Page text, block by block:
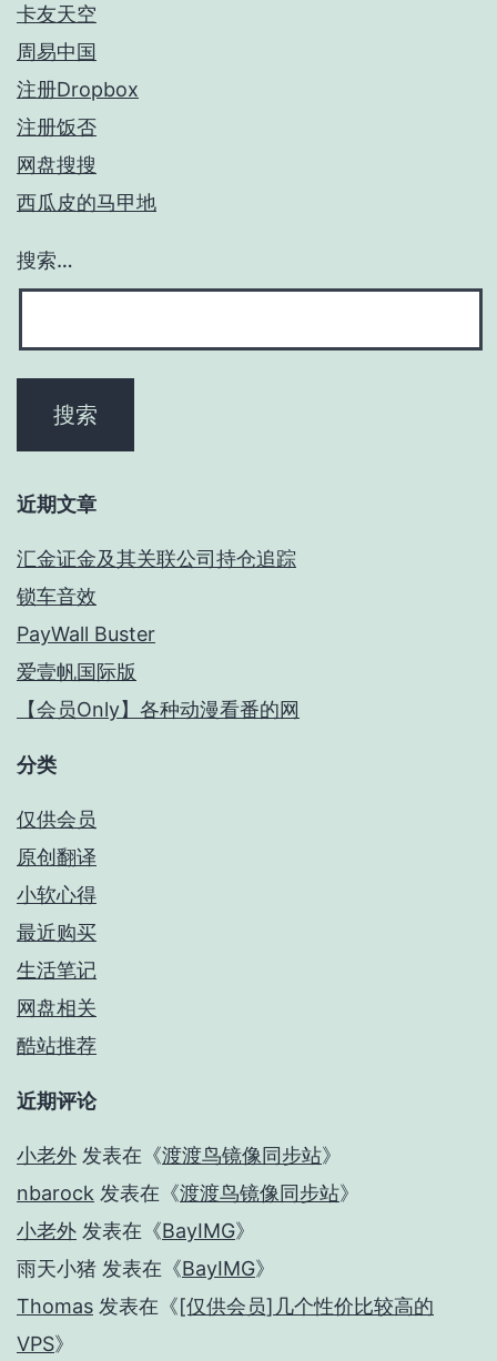
卡友天空
周易中国
注册Dropbox
注册饭否
网盘搜搜
西瓜皮的马甲地
搜索…
近期文章
汇金证金及其关联公司持仓追踪
锁车音效
PayWall Buster
爱壹帆国际版
【会员Only】各种动漫看番的网
分类
仅供会员
原创翻译
小软心得
最近购买
生活笔记
网盘相关
酷站推荐
近期评论
小老外 发表在《渡渡鸟镜像同步站》
nbarock 发表在《渡渡鸟镜像同步站》
小老外 发表在《BayIMG》
雨天小猪 发表在《BayIMG》
Thomas 发表在《[仅供会员]几个性价比较高的
VPS》